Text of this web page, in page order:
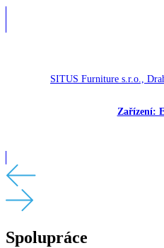
SITUS Furniture s.r.o.,
Zařízení:
Spolupráce